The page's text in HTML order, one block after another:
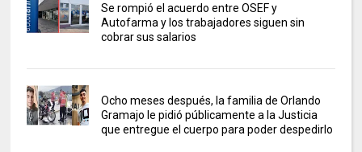
Se rompió el acuerdo entre OSEF y
Autofarma y los trabajadores siguen sin
cobrar sus salarios
Ocho meses después, la familia de Orlando
Gramajo le pidió públicamente a la Justicia
que entregue el cuerpo para poder despedirlo